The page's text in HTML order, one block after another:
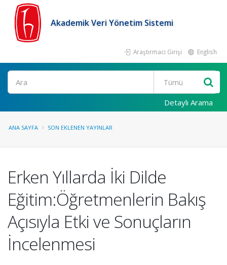
Akademik Veri Yönetim Sistemi
Araştırmacı Girişi English
Ara
Detaylı Arama
ANA SAYFA SON EKLENEN YAYINLAR
Erken Yıllarda İki Dilde
Eğitim:Öğretmenlerin Bakış
Açısıyla Etki ve Sonuçların
İncelenmesi